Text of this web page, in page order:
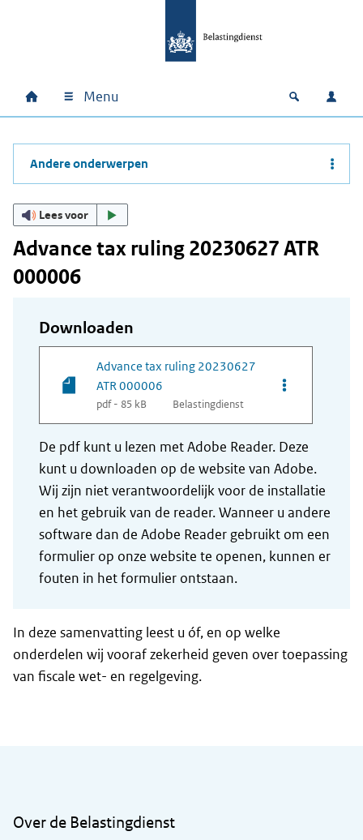
Hoofdnavigatie
Home Menu Open
Andere onderwerpen
Lees voor
Advance tax ruling 20230627 ATR
000006
Downloaden
Advance tax ruling 20230627
ATR 000006
pdf - 85 kB Belastingdienst
Opties van
De pdf kunt u lezen met Adobe Reader. Deze
kunt u downloaden op de website van Adobe.
Wij zijn niet verantwoordelijk voor de installatie
en het gebruik van de reader. Wanneer u andere
software dan de Adobe Reader gebruikt om een
formulier op onze website te openen, kunnen er
fouten in het formulier ontstaan.
In deze samenvatting leest u óf, en op welke
onderdelen wij vooraf zekerheid geven over toepassing
van fiscale wet- en regelgeving.
Over de Belastingdienst